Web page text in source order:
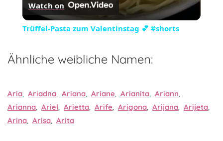
Watch on
Trüffel-Pasta zum Valentinstag 💕 #shorts
Ähnliche weibliche Namen:
Aria, Ariadna, Ariana, Ariane, Arianita, Ariann,
Arianna, Ariel, Arietta, Arife, Arigona, Arijana, Arijeta,
Arina, Arisa, Arita